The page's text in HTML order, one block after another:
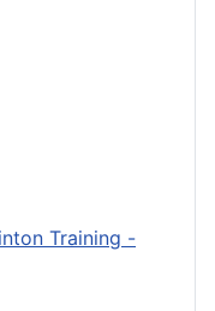
Training -